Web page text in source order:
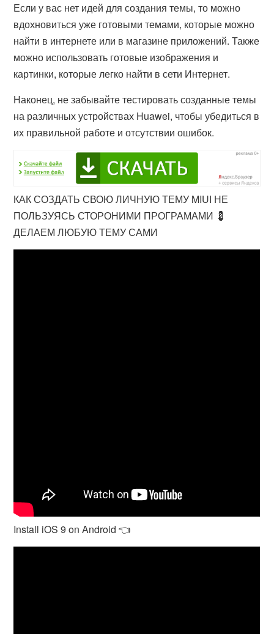
Если у вас нет идей для создания темы, то можно
вдохновиться уже готовыми темами, которые можно
найти в интернете или в магазине приложений. Также
можно использовать готовые изображения и
картинки, которые легко найти в сети Интернет.
Наконец, не забывайте тестировать созданные темы
на различных устройствах Huawei, чтобы убедиться в
их правильной работе и отсутствии ошибок.
КАК СОЗДАТЬ СВОЮ ЛИЧНУЮ ТЕМУ MIUI НЕ
ПОЛЬЗУЯСЬ СТОРОНИМИ ПРОГРАМАМИ 💈
ДЕЛАЕМ ЛЮБУЮ ТЕМУ САМИ
Install iOS 9 on Android 👈